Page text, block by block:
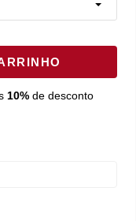
10%de desconto